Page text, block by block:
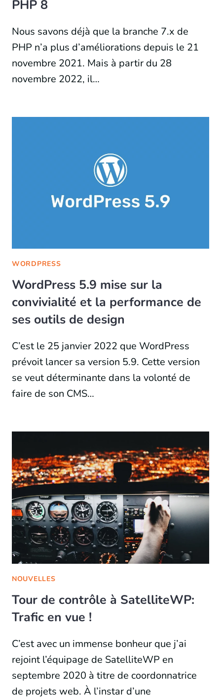
PHP 8
Nous savons déjà que la branche 7.x de
PHP n’a plus d’améliorations depuis le 21
novembre 2021. Mais à partir du 28
novembre 2022, il…
WORDPRESS
WordPress 5.9 mise sur la
convivialité et la performance de
ses outils de design
C’est le 25 janvier 2022 que WordPress
prévoit lancer sa version 5.9. Cette version
se veut déterminante dans la volonté de
faire de son CMS…
NOUVELLES
Tour de contrôle à SatelliteWP:
Trafic en vue !
C’est avec un immense bonheur que j’ai
rejoint l’équipage de SatelliteWP en
septembre 2020 à titre de coordonnatrice
de projets web. À l’instar d’une